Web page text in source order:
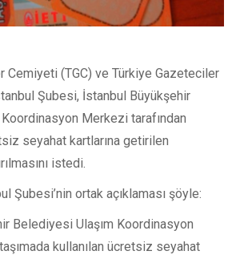
Cemiyeti (TGC) ve Türkiye Gazeteciler
Şubesi, İstanbul Büyükşehir
Merkezi tarafından
seyahat kartlarına getirilen
istedi.
Şubesi’nin ortak açıklaması şöyle:
Belediyesi Ulaşım Koordinasyon
kullanılan ücretsiz seyahat